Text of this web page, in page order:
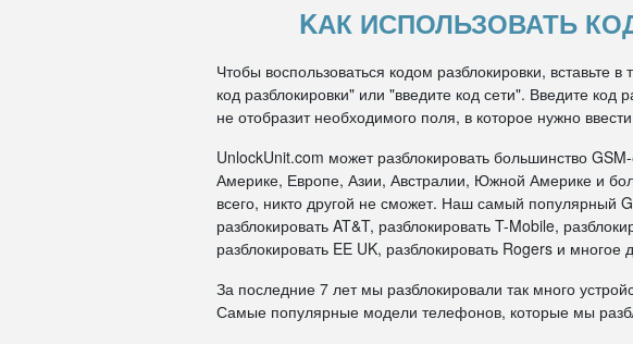
KАК ИСПОЛЬЗОВАТЬ КОД
Чтобы воспользоваться кодом разблокировки, вставьте
код разблокировки" или "введите код сети". Введите
не отобразит необходимого поля, в которое нужно
UnlockUnit.com может разблокировать большинство
Америке, Европе, Азии, Австралии, Южной Америке и
всего, никто другой не сможет. Наш самый популярный
разблокировать AT&T, разблокировать T-Mobile,
разблокировать EE UK, разблокировать Rogers и многое
За последние 7 лет мы разблокировали так много
Самые популярные модели телефонов, которые мы